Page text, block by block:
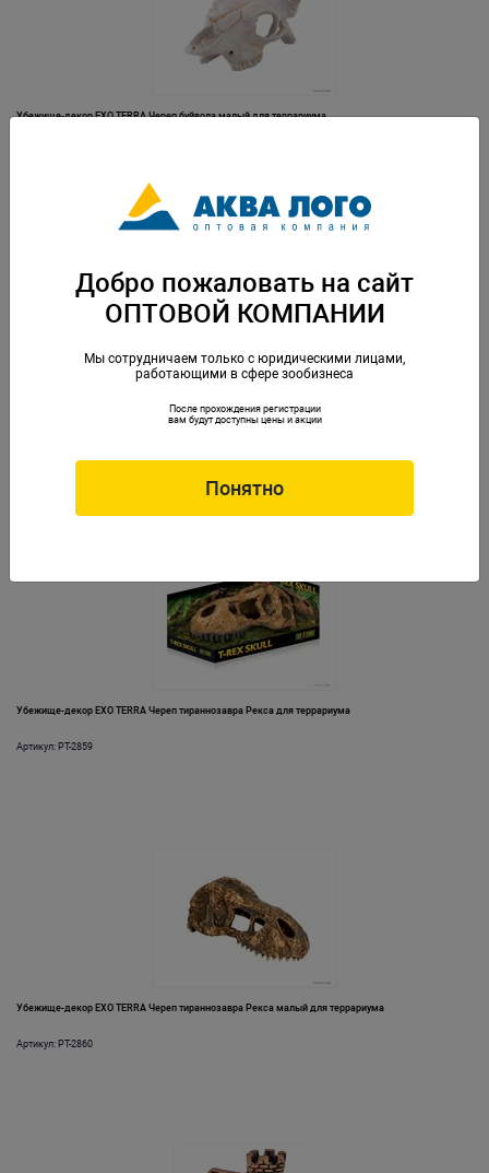
Убежище-декор EXO TERRA Череп буйвола малый для террариума
Убежище-декор EXO TERRA Череп примата малый для террариума
Убежище-декор EXO TERRA Череп тираннозавра Рекса для террариума
Артикул: PT-2859
Убежище-декор EXO TERRA Череп тираннозавра Рекса малый для террариума
Артикул: PT-2860
Добро пожаловать на сайт
ОПТОВОЙ КОМПАНИИ
Мы сотрудничаем только с юридическими лицами,
работающими в сфере зообизнеса
После прохождения регистрации
вам будут доступны цены и акции
Понятно